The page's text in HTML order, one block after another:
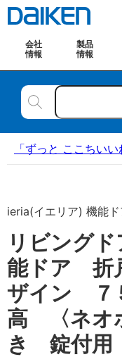
会社
情報
製品
情報
「ずっと ここちい
ieria(イエリア) 機能ド
リビング
能ドア 折
ザイン ７
高 〈ネオ
き 錠付用